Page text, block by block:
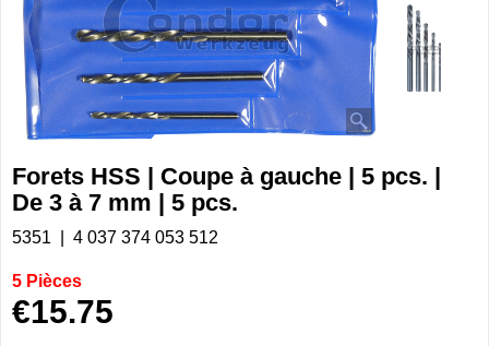
Forets HSS | Coupe à gauche | 5 pcs. |
De 3 à 7 mm | 5 pcs.
5351 4 037 374 053 512
5 Pièces
€15.75